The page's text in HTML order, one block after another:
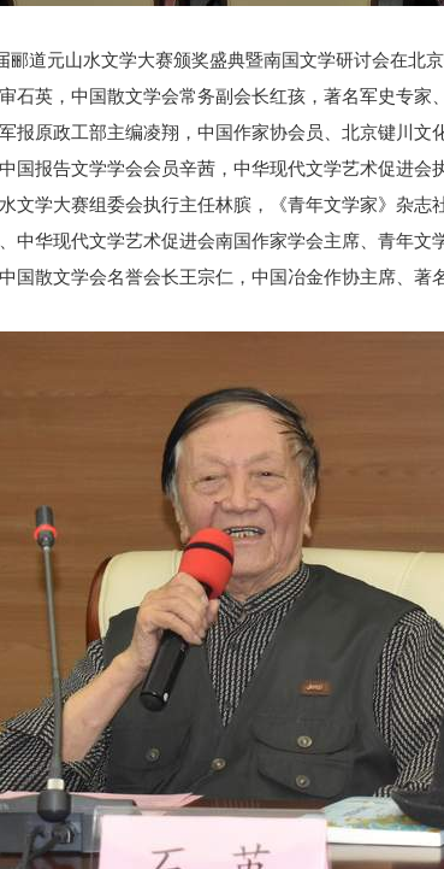
郦道元山水文学大赛颁奖盛典暨南国文学研讨会在北
石英，中国散文学会常务副会长红孩，著名军史专家
报原政工部主编凌翔，中国作家协会员、北京键川文
国报告文学学会会员辛茜，中华现代文学艺术促进会
文学大赛组委会执行主任林膑，《青年文学家》杂志
中华现代文学艺术促进会南国作家学会主席、青年文
国散文学会名誉会长王宗仁，中国冶金作协主席、著